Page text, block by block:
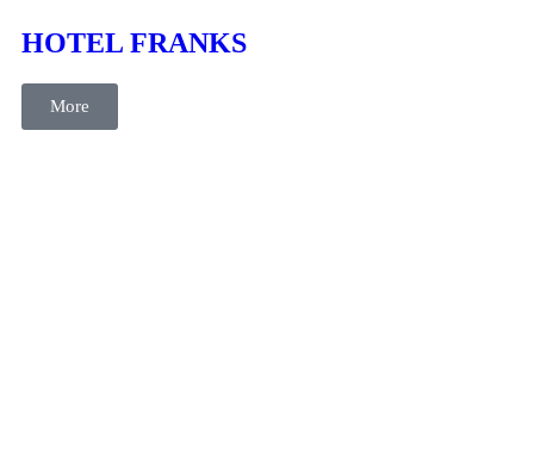
HOTEL FRANKS
More